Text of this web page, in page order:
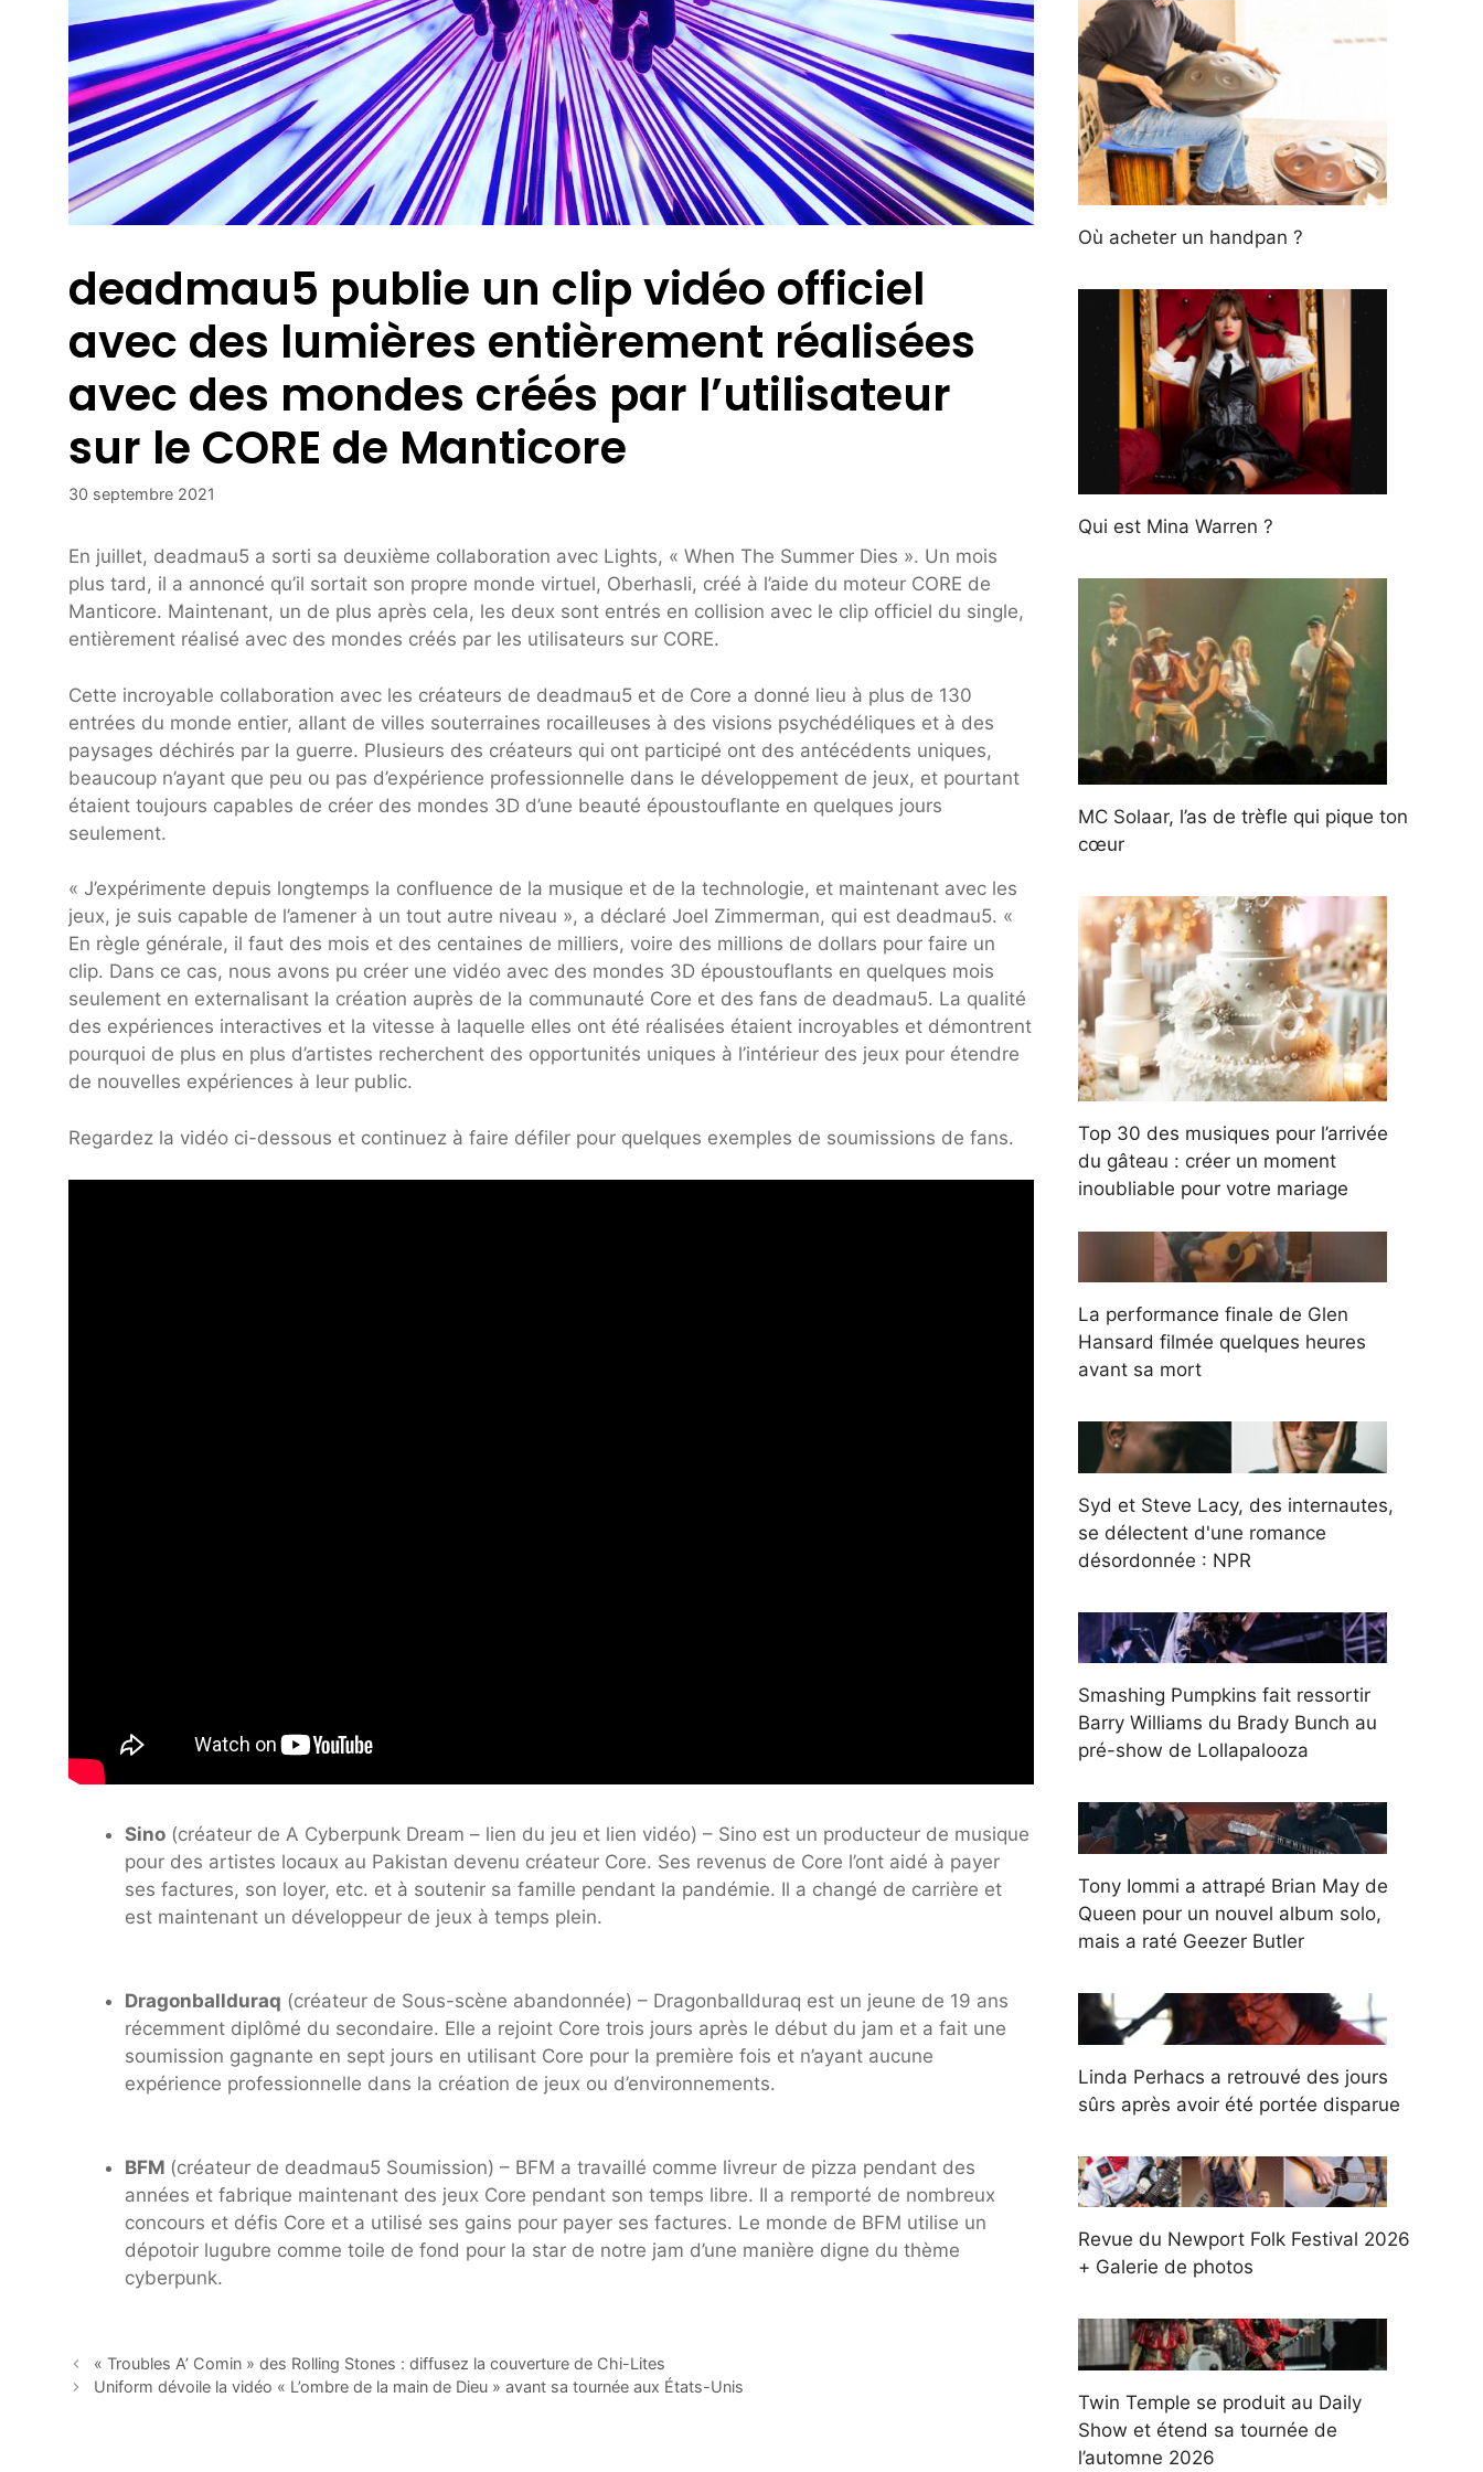
deadmau5 publie un clip vidéo officiel
avec des lumières entièrement réalisées
avec des mondes créés par l’utilisateur
sur le CORE de Manticore
30 septembre 2021
En juillet, deadmau5 a sorti sa deuxième collaboration avec Lights, « When The Summer Dies ». Un mois
plus tard, il a annoncé qu’il sortait son propre monde virtuel, Oberhasli, créé à l’aide du moteur CORE de
Manticore. Maintenant, un de plus après cela, les deux sont entrés en collision avec le clip officiel du single,
entièrement réalisé avec des mondes créés par les utilisateurs sur CORE.
Cette incroyable collaboration avec les créateurs de deadmau5 et de Core a donné lieu à plus de 130
entrées du monde entier, allant de villes souterraines rocailleuses à des visions psychédéliques et à des
paysages déchirés par la guerre. Plusieurs des créateurs qui ont participé ont des antécédents uniques,
beaucoup n’ayant que peu ou pas d’expérience professionnelle dans le développement de jeux, et pourtant
étaient toujours capables de créer des mondes 3D d’une beauté époustouflante en quelques jours
seulement.
« J’expérimente depuis longtemps la confluence de la musique et de la technologie, et maintenant avec les
jeux, je suis capable de l’amener à un tout autre niveau », a déclaré Joel Zimmerman, qui est deadmau5. «
En règle générale, il faut des mois et des centaines de milliers, voire des millions de dollars pour faire un
clip. Dans ce cas, nous avons pu créer une vidéo avec des mondes 3D époustouflants en quelques mois
seulement en externalisant la création auprès de la communauté Core et des fans de deadmau5. La qualité
des expériences interactives et la vitesse à laquelle elles ont été réalisées étaient incroyables et démontrent
pourquoi de plus en plus d’artistes recherchent des opportunités uniques à l’intérieur des jeux pour étendre
de nouvelles expériences à leur public.
Regardez la vidéo ci-dessous et continuez à faire défiler pour quelques exemples de soumissions de fans.
Sino (créateur de A Cyberpunk Dream – lien du jeu et lien vidéo) – Sino est un producteur de musique
pour des artistes locaux au Pakistan devenu créateur Core. Ses revenus de Core l’ont aidé à payer
ses factures, son loyer, etc. et à soutenir sa famille pendant la pandémie. Il a changé de carrière et
est maintenant un développeur de jeux à temps plein.
Dragonballduraq (créateur de Sous-scène abandonnée) – Dragonballduraq est un jeune de 19 ans
récemment diplômé du secondaire. Elle a rejoint Core trois jours après le début du jam et a fait une
soumission gagnante en sept jours en utilisant Core pour la première fois et n’ayant aucune
expérience professionnelle dans la création de jeux ou d’environnements.
BFM (créateur de deadmau5 Soumission) – BFM a travaillé comme livreur de pizza pendant des
années et fabrique maintenant des jeux Core pendant son temps libre. Il a remporté de nombreux
concours et défis Core et a utilisé ses gains pour payer ses factures. Le monde de BFM utilise un
dépotoir lugubre comme toile de fond pour la star de notre jam d’une manière digne du thème
cyberpunk.
« Troubles A’ Comin » des Rolling Stones : diffusez la couverture de Chi-Lites
Uniform dévoile la vidéo « L’ombre de la main de Dieu » avant sa tournée aux États-Unis
Où acheter un handpan ?
Qui est Mina Warren ?
MC Solaar, l’as de trèfle qui pique ton
cœur
Top 30 des musiques pour l’arrivée
du gâteau : créer un moment
inoubliable pour votre mariage
La performance finale de Glen
Hansard filmée quelques heures
avant sa mort
Syd et Steve Lacy, des internautes,
se délectent d'une romance
désordonnée : NPR
Smashing Pumpkins fait ressortir
Barry Williams du Brady Bunch au
pré-show de Lollapalooza
Tony Iommi a attrapé Brian May de
Queen pour un nouvel album solo,
mais a raté Geezer Butler
Linda Perhacs a retrouvé des jours
sûrs après avoir été portée disparue
Revue du Newport Folk Festival 2026
+ Galerie de photos
Twin Temple se produit au Daily
Show et étend sa tournée de
l’automne 2026